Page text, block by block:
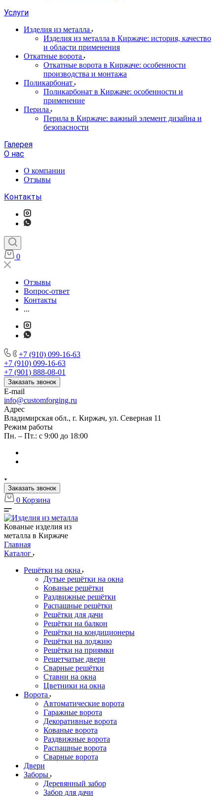
Услуги
Изделия из металла
Изделия из металла в Киржаче: история, качество
и области применения
Откатные ворота
Откатные ворота в Киржаче: особенности
производства и монтажа
Поликарбонат
Поликарбонат в Киржаче: особенности и
применение
Перила
Перила в Киржаче: важный элемент дизайна и
безопасности
Галерея
О нас
О компании
Отзывы
Контакты
0
Отзывы
Вопрос-ответ
Контакты
...
+7 (910) 099-16-63
+7 (910) 099-16-63
+7 (901) 888-08-01
Заказать звонок
E-mail
info@customforging.ru
Адрес
Владимирская обл., г. Киржач, ул. Северная 11
Режим работы
Пн. – Пт.: с 9:00 до 18:00
Заказать звонок
0 Корзина
Кованые изделия из
металла в Киржаче
Главная
Каталог
Решётки на окна
Дутые решётки на окна
Кованые решётки
Раздвижные решётки
Распашные решётки
Решётки для дачи
Решётки на балкон
Решётки на кондиционеры
Решётки на лоджию
Решётки на приямки
Решетчатые двери
Сварные решётки
Ставни на окна
Цветники на окна
Ворота
Автоматические ворота
Гаражные ворота
Декоративные ворота
Кованые ворота
Раздвижные ворота
Распашные ворота
Сварные ворота
Двери
Заборы
Деревянный забор
Забор для дачи